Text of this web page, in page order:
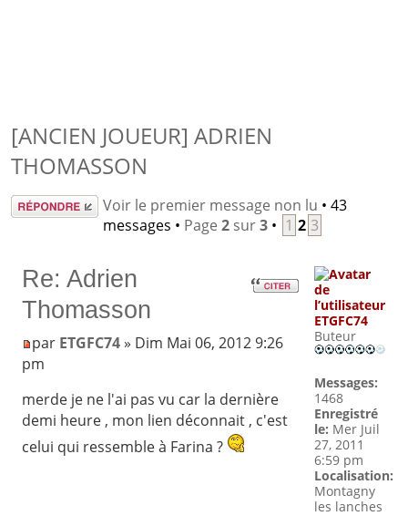
[ANCIEN JOUEUR] ADRIEN
THOMASSON
Répondre Voir le premier message non lu • 43
messages • Page 2sur3• 1 2 3
Re: Adrien
Thomasson
par ETGFC74» Dim Mai 06, 2012 9:26
pm
merde je ne l'ai pas vu car la dernière
demi heure , mon lien déconnait , c'est
celui qui ressemble à Farina ?
ETGFC74
Buteur
Messages:
1468
Enregistré
le: Mer Juil
27, 2011
6:59 pm
Localisation:
Montagny
les lanches